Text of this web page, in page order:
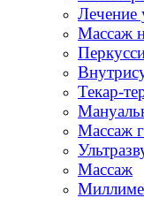
Лечение
Массаж
Текар-
Массаж
Массаж